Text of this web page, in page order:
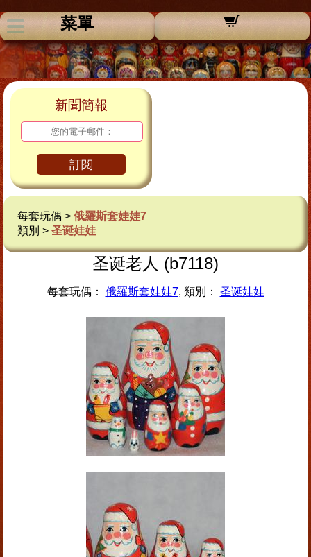
菜單
新聞簡報
訂閱
每套玩偶 > 俄羅斯套娃娃7
類別 > 圣诞娃娃
圣诞老人 (b7118)
每套玩偶： 俄羅斯套娃娃7, 類別： 圣诞娃娃